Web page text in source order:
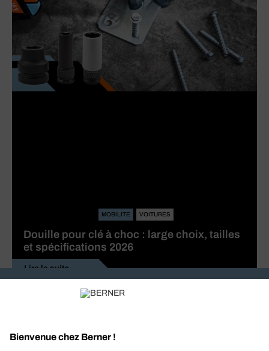
MOBILITE VOITURES
Douille pour clé à choc : large choix, tailles
et spécifications 2026
Lire la suite